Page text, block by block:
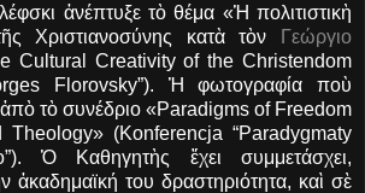
ἀνέπτυξε τὸ θέμα «Ἡ πολιτιστικὴ
Χριστιανοσύνης κατὰ τὸν
Γεώργιο
Cultural Creativity of the Christendom
Florovsky”). Ἡ φωτογραφία ποὺ
ἀπὸ τὸ συνέδριο «Paradigms of Freedom
(Κonferencja “Paradygmaty
Ὁ Καθηγητὴς ἔχει συμμετάσχει,
ἀκαδημαϊκή του δραστηριότητα, καὶ σὲ